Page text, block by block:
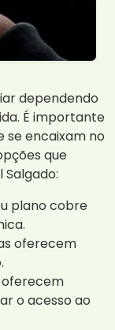
dependendo
É importante
se encaixam no
que
plano cobre
oferecem
oferecem
o acesso ao